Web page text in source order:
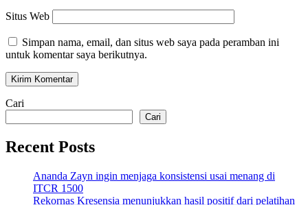
Situs Web
Simpan nama, email, dan situs web saya pada peramban ini
untuk komentar saya berikutnya.
Cari
Cari
Recent Posts
Ananda Zayn ingin menjaga konsistensi usai menang di
ITCR 1500
Rekornas Kresensia menunjukkan hasil positif dari pelatihan